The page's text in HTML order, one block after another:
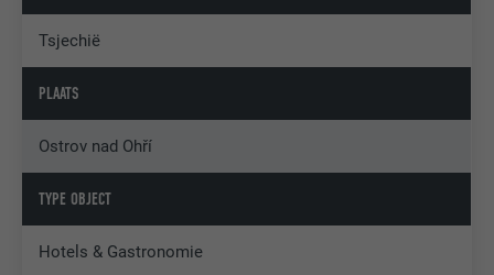
Tsjechië
PLAATS
Ostrov nad Ohří
TYPE OBJECT
Hotels & Gastronomie